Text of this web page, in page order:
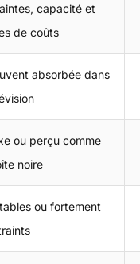
capacité et
de coûts
absorbée dans
ou perçu comme
noire
ou fortement